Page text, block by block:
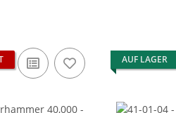
AUF LAGER